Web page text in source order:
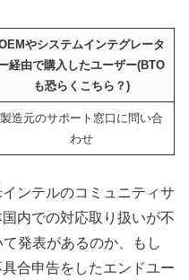
やシステムインテグレータ
経由で購入したユーザー(BTO
も恐らくこちら？)
製造元のサポート窓口に問い合
わせ
ンテルのコミュニティサ
内での対応取り扱いが不
発表があるのか、もし
合申告をしたエンドユー